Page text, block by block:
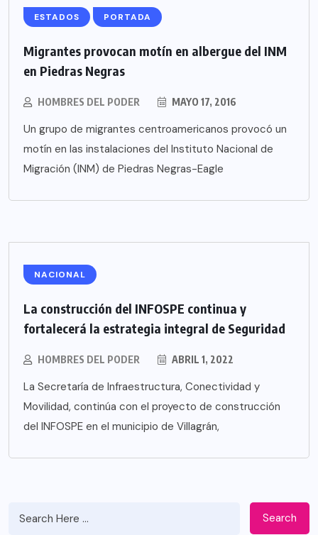
ESTADOS PORTADA
Migrantes provocan motín en albergue del INM
en Piedras Negras
HOMBRES DEL PODER MAYO 17, 2016
Un grupo de migrantes centroamericanos provocó un
motín en las instalaciones del Instituto Nacional de
Migración (INM) de Piedras Negras-Eagle
NACIONAL
La construcción del INFOSPE continua y
fortalecerá la estrategia integral de Seguridad
HOMBRES DEL PODER ABRIL 1, 2022
La Secretaría de Infraestructura, Conectividad y
Movilidad, continúa con el proyecto de construcción
del INFOSPE en el municipio de Villagrán,
Search